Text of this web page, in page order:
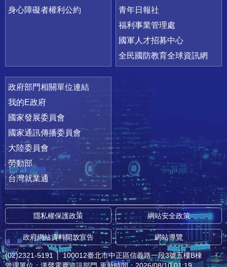
身心障礙者權利公約
青年日報社
福利事業管理處
國軍人才招募中心
全民國防教育全球資訊網
政府部門相關單位連結
我的E政府
國家發展委員會
國家通訊傳播委員會
大陸委員會
勞動部
台灣就業通
隱私權保護政策 網站安全政策
政府網站資料開放宣告 網站導覽
(02)2321-5191 │ 100012臺北市中正區信義路一段3號五樓B棟